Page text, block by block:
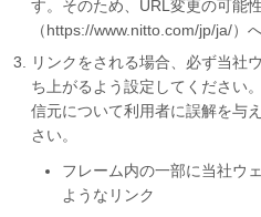
す。そのため、URL変更の可能
（https://www.nitto.com/jp/ja/）
リンクをされる場合、必ず当社
ち上がるよう設定してください
信元について利用者に誤解を与
さい。
フレーム内の一部に当社ウ
ようなリンク